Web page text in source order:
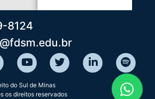
8124
do Sul de Minas
os direitos reservados